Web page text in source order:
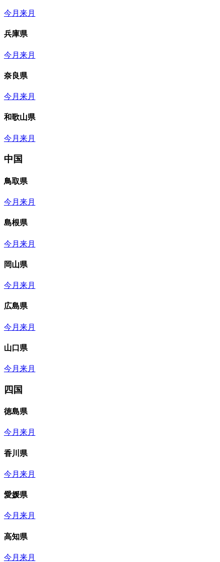
今月 来月
兵庫県
今月 来月
奈良県
今月 来月
和歌山県
今月 来月
中国
鳥取県
今月 来月
島根県
今月 来月
岡山県
今月 来月
広島県
今月 来月
山口県
今月 来月
四国
徳島県
今月 来月
香川県
今月 来月
愛媛県
今月 来月
高知県
今月 来月